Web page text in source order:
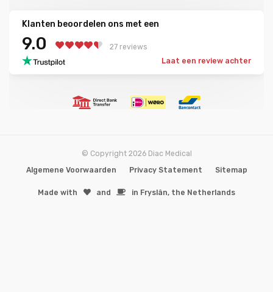
Klanten beoordelen ons met een
9.0
27 reviews
Laat een review achter
© Copyright 2026 Diac Medical
Algemene Voorwaarden
Privacy Statement Sitemap
Made with ️and in Fryslân, the Netherlands